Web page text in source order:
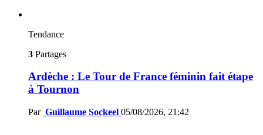
Tendance
3 Partages
Ardèche : Le Tour de France féminin fait étape
à Tournon
Par Guillaume Sockeel 05/08/2026, 21:42